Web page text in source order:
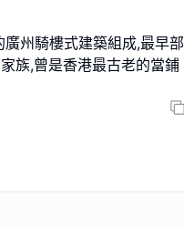
州騎樓式建築組成,最早部
族,曾是香港最古老的當鋪